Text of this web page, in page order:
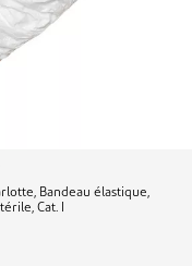
Bandeau élastique,
Cat. I